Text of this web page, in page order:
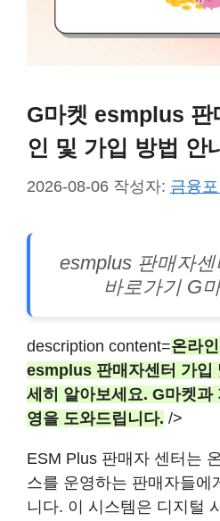
G마켓 esmplus 판
인 및 가입 방법 안
2026-08-06 작성자: 금융포
esmplus 판매자
바로가기 G
description content=온라
esmplus 판매자센터 가입
세히 알아보세요. G마켓과
영을 도와드립니다. />
ESM Plus 판매자 센터는
스를 운영하는 판매자들에
니다. 이 시스템은 디지털